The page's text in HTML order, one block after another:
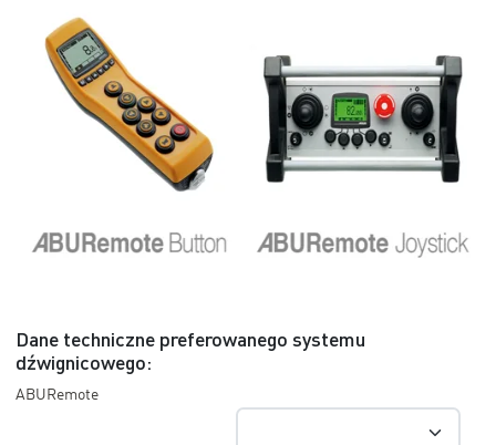
Dane techniczne preferowanego systemu
dźwignicowego:
ABURemote